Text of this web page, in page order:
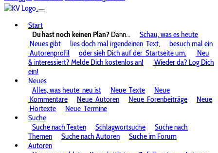
Start
Du hast noch keinen Plan? Dann...
Schau, was es heute
Neues gibt
lies doch mal irgendeinen Text,
besuch mal ein
Autorenprofil
oder sieh Dich auf der Startseite um.
Neu
& interessiert? Melde Dich kostenlos an!
Wieder da? Log Dich
ein!
Neues
Alles, was heute neu ist Neue Texte
Neue
Kommentare
Neue Autoren Neue Forenbeiträge
Neue
Hörtexte
Neue Termine
Suche
Suche nach Texten
Schlagwortsuche
Suche nach
Themen
Suche nach Autoren
Suche im Forum
Autoren